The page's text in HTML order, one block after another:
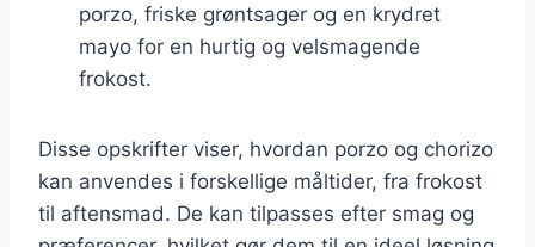
porzo, friske grøntsager og en krydret
mayo for en hurtig og velsmagende
frokost.
Disse opskrifter viser, hvordan porzo og chorizo
kan anvendes i forskellige måltider, fra frokost
til aftensmad. De kan tilpasses efter smag og